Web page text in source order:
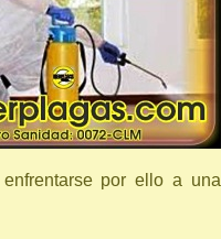
por ello a una